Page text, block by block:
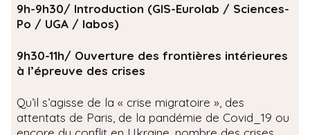
9h-9h30/ Introduction (GIS-Eurolab / Sciences-
Po / UGA / labos)
9h30-11h/ Ouverture des frontières intérieures
à l’épreuve des crises
Qu’il s’agisse de la « crise migratoire », des
attentats de Paris, de la pandémie de Covid_19 ou